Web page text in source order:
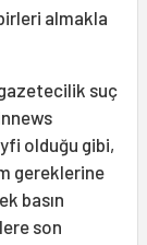
almakla
suç
olduğu gibi,
gereklerine
basın
son